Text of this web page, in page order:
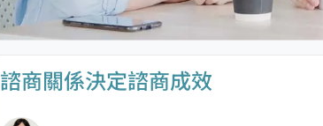
諮商關係決定諮商成效